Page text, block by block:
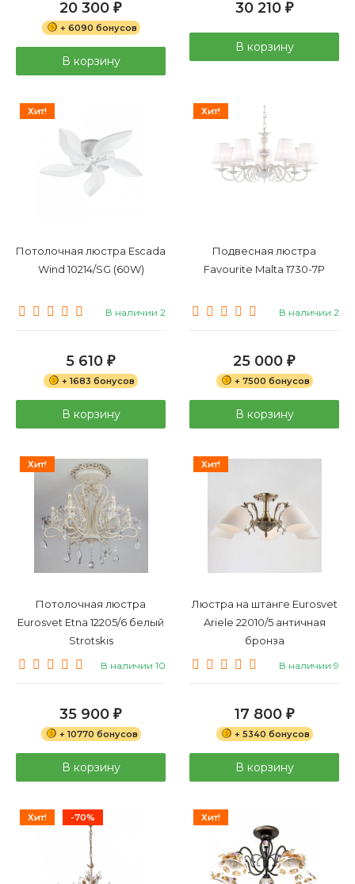
20 300 ₽
+ 6090 бонусов
В корзину
30 210 ₽
В корзину
Хит!
Потолочная люстра Escada
Wind 10214/SG (60W)
В наличии 2
5 610 ₽
+ 1683 бонусов
В корзину
Хит!
Подвесная люстра
Favourite Malta 1730-7P
В наличии 2
25 000 ₽
+ 7500 бонусов
В корзину
Хит!
Потолочная люстра
Eurosvet Etna 12205/6 белый
Strotskis
В наличии 10
35 900 ₽
+ 10770 бонусов
В корзину
Хит!
Люстра на штанге Eurosvet
Ariele 22010/5 античная
бронза
В наличии 9
17 800 ₽
+ 5340 бонусов
В корзину
Хит! -70% Хит!